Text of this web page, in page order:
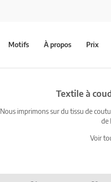
Motifs À propos Prix
Textile à
Nous imprimons sur du tissu de
de
Voir